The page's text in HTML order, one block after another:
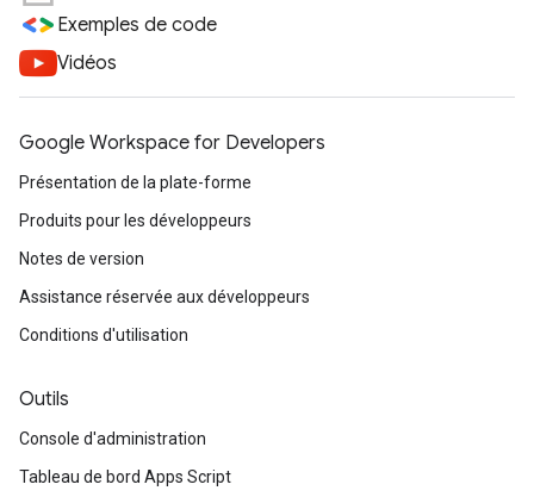
Exemples de code
Vidéos
Google Workspace for Developers
Présentation de la plate-forme
Produits pour les développeurs
Notes de version
Assistance réservée aux développeurs
Conditions d'utilisation
Outils
Console d'administration
Tableau de bord Apps Script